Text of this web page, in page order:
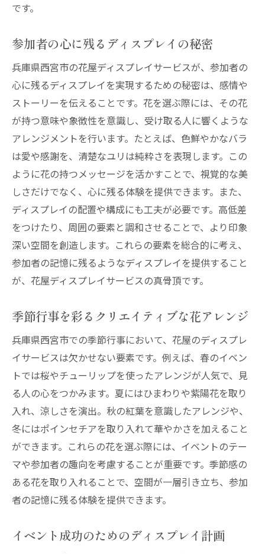
です。
参加者の心に残るディスプレイの秘密
兵庫県西宮市の花屋ディスプレイサービスが、参加者の
心に残るディスプレイを実現するための秘密は、感情や
ストーリーを伝えることです。花を選ぶ際には、その花
が持つ意味や象徴性を意識し、受け取る人に響くような
アレンジメントを行います。たとえば、色鮮やかなバラ
は愛や感謝を、清楚なユリは純粋さを表現します。この
ように花の持つメッセージを活かすことで、視覚的な美
しさだけでなく、心に残る体験を提供できます。また、
ディスプレイの配置や構成にも工夫が必要です。高低差
をつけたり、周囲の要素と調和させることで、より印象
深い空間を創造します。これらの要素を総合的に考え、
参加者の記憶に残るようなディスプレイを提供すること
が、花屋ディスプレイサービスの真骨頂です。
季節行事を彩るクリエイティブな花アレンジ
兵庫県西宮市での季節行事において、花屋のディスプレ
イサービスは欠かせない要素です。例えば、春のイベン
トでは桜やチューリップを使ったアレンジが人気で、見
る人の心をつかみます。夏にはひまわりや紫陽花を取り
入れ、涼しさを演出。秋の紅葉を意識したアレンジや、
冬にはポインセチアを取り入れて華やかさを加えること
ができます。これらの花を選ぶ際には、イベントのテー
マや参加者の趣向を考慮することが重要です。季節感の
ある花を取り入れることで、空間が一層引き立ち、参加
者の記憶に残る体験を提供できます。
イベント成功のためのディスプレイ計画